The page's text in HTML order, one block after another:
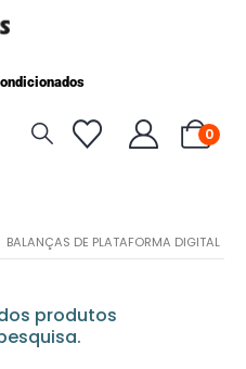
0
BALANÇAS DE PLATAFORMA DIGITAL
produtos